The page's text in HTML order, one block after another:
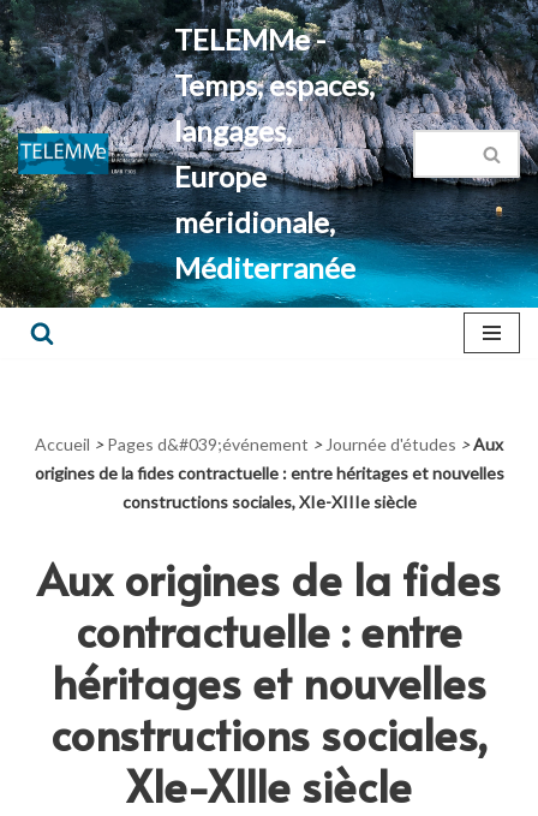
Aller
au
contenu
TELEMMe -
Temps, espaces,
langages,
Europe
méridionale,
Méditerranée
Accueil > Pages d&#039;événement > Journée d'études >Aux
origines de la fides contractuelle : entre héritages et nouvelles
constructions sociales, XIe-XIIIe siècle
Aux origines de la fides
contractuelle : entre
héritages et nouvelles
constructions sociales,
XIe-XIIIe siècle